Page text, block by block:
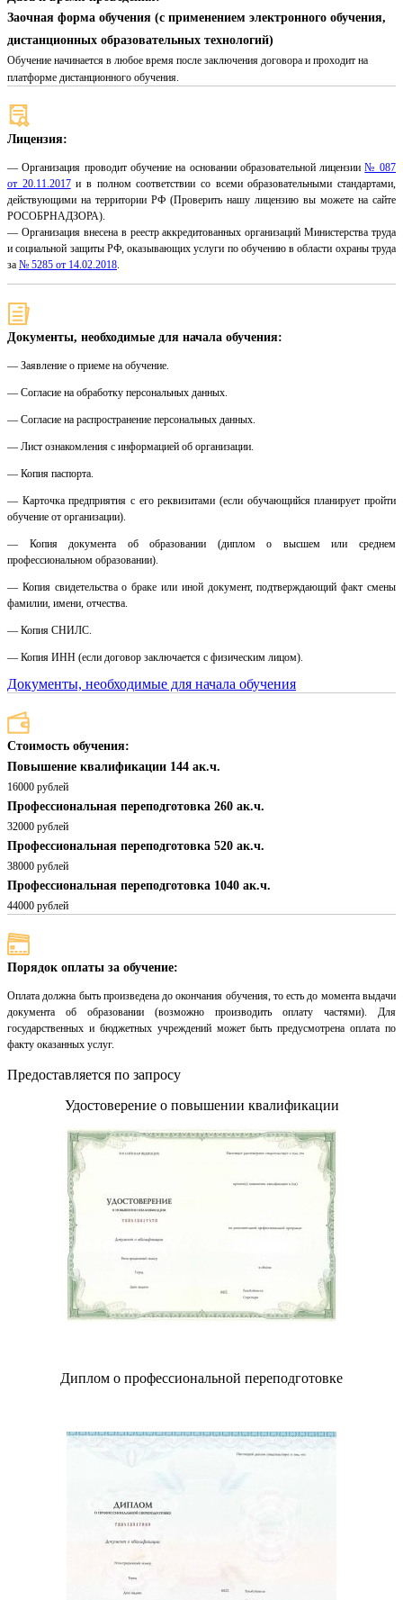
Заочная форма обучения (с применением электронного обучения,
дистанционных образовательных технологий)
Обучение начинается в любое время после заключения договора и проходит на
платформе дистанционного обучения.
Лицензия:
— Организация проводит обучение на основании образовательной лицензии№ 087
от 20.11.2017и в полном соответствии со всеми образовательными стандартами,
действующими на территории РФ (Проверить нашу лицензию вы можете на сайте
РОСОБРНАДЗОРА).
— Организация внесена в реестр аккредитованных организаций Министерства труда
и социальной защиты РФ, оказывающих услуги по обучению в области охраны труда
за № 5285 от 14.02.2018.
Документы, необходимые для начала обучения:
— Заявление о приеме на обучение.
— Согласие на обработку персональных данных.
— Согласие на распространение персональных данных.
— Лист ознакомления с информацией об организации.
— Копия паспорта.
— Карточка предприятия с его реквизитами (если обучающийся планирует пройти
обучение от организации).
— Копия документа об образовании (диплом о высшем или среднем
профессиональном образовании).
— Копия свидетельства о браке или иной документ, подтверждающий факт смены
фамилии, имени, отчества.
— Копия СНИЛС.
— Копия ИНН (если договор заключается с физическим лицом).
Документы, необходимые для начала обучения
Стоимость обучения:
Повышение квалификации 144 ак.ч.
16000 рублей
Профессиональная переподготовка 260 ак.ч.
32000 рублей
Профессиональная переподготовка 520 ак.ч.
38000 рублей
Профессиональная переподготовка 1040 ак.ч.
44000 рублей
Порядок оплаты за обучение:
Оплата должна быть произведена до окончания обучения, то есть до момента выдачи
документа об образовании (возможно производить оплату частями). Для
государственных и бюджетных учреждений может быть предусмотрена оплата по
факту оказанных услуг.
Предоставляется по запросу
Удостоверение о повышении квалификации
Диплом о профессиональной переподготовке